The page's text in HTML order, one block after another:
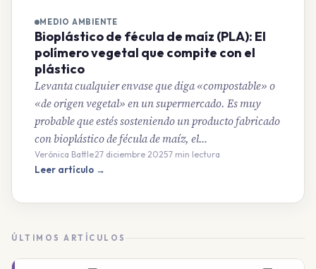
MEDIO AMBIENTE
Bioplástico de fécula de maíz (PLA): El
polímero vegetal que compite con el
plástico
Levanta cualquier envase que diga «compostable» o
«de origen vegetal» en un supermercado. Es muy
probable que estés sosteniendo un producto fabricado
con bioplástico de fécula de maíz, el…
Verónica Battle·27 diciembre 2025·7 min lectura
Leer artículo →
ÚLTIMOS ARTÍCULOS